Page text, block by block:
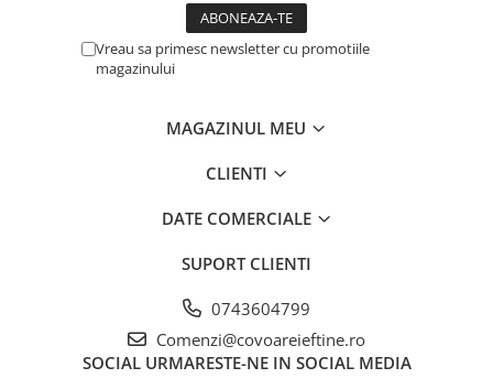
Vreau sa primesc newsletter cu promotiile
magazinului
MAGAZINUL MEU
CLIENTI
DATE COMERCIALE
SUPORT CLIENTI
0743604799
Comenzi@covoareieftine.ro
SOCIAL URMARESTE-NE IN SOCIAL MEDIA